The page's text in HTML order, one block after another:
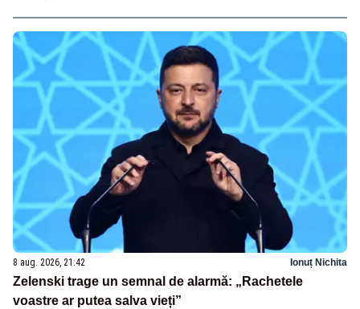
8 aug. 2026, 21:42 Ionuț Nichita
Zelenski trage un semnal de alarmă: „Rachetele
voastre ar putea salva vieți”